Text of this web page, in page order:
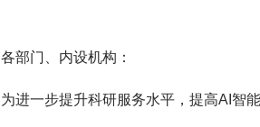
部门、内设机构：
为进一步提升科研服务水平，提高AI智